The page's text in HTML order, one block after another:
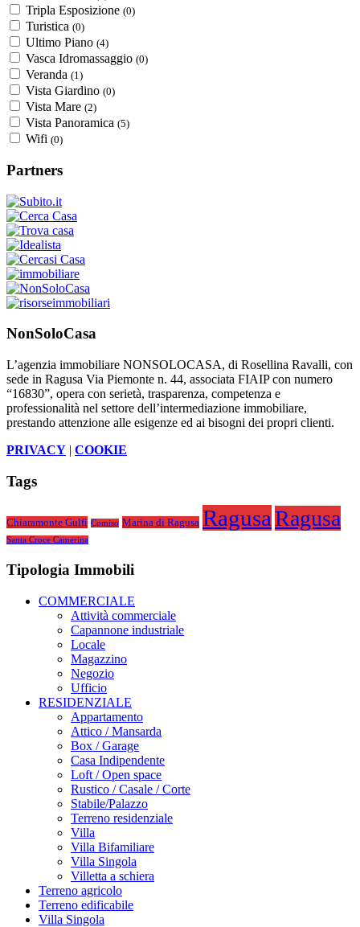
Tripla Esposizione (0)
Turistica (0)
Ultimo Piano (4)
Vasca Idromassaggio (0)
Veranda (1)
Vista Giardino (0)
Vista Mare (2)
Vista Panoramica (5)
Wifi (0)
Partners
NonSoloCasa
L’agenzia immobiliare NONSOLOCASA, di Rosellina Ravalli, con
sede in Ragusa Via Piemonte n. 44, associata FIAIP con numero
“16830”, opera con serietà, trasparenza, competenza e
professionalità nel settore dell’intermediazione immobiliare,
prestando attenzione alle esigenze ed ai bisogni dei propri clienti.
PRIVACY | COOKIE
Tags
Chiaramonte Gulfi Comiso Marina di Ragusa RagusaRagusa
Santa Croce Camerina
Tipologia Immobili
COMMERCIALE
Attività commerciale
Capannone industriale
Locale
Magazzino
Negozio
Ufficio
RESIDENZIALE
Appartamento
Attico / Mansarda
Box / Garage
Casa Indipendente
Loft / Open space
Rustico / Casale / Corte
Stabile/Palazzo
Terreno residenziale
Villa
Villa Bifamiliare
Villa Singola
Villetta a schiera
Terreno agricolo
Terreno edificabile
Villa Singola